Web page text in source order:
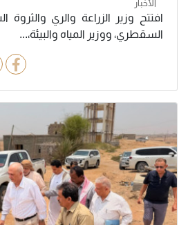
الأخبار
افتتح وزير الزراعة والري والثروة
السقطري، ووزير المياه والبيئة،...